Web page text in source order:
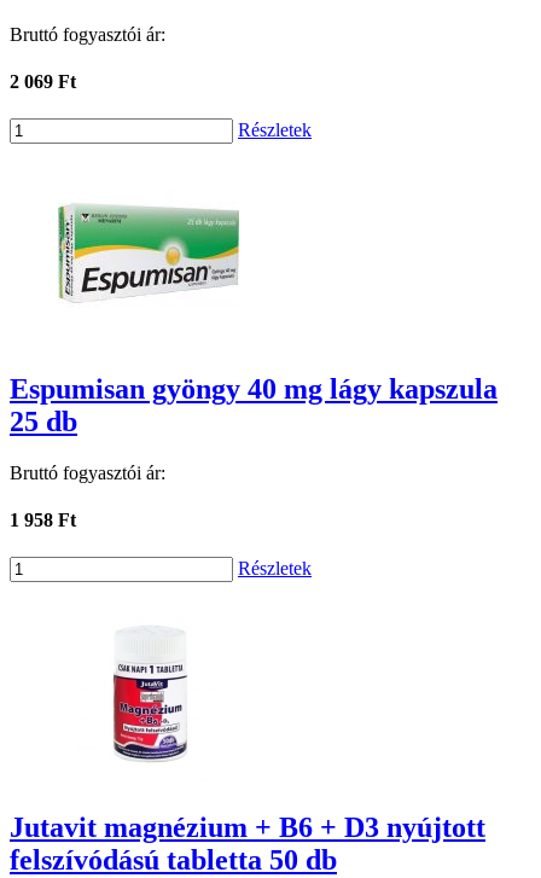
Bruttó fogyasztói ár:
2 069 Ft
Részletek
Espumisan gyöngy 40 mg lágy kapszula
25 db
Bruttó fogyasztói ár:
1 958 Ft
Részletek
Jutavit magnézium + B6 + D3 nyújtott
felszívódású tabletta 50 db